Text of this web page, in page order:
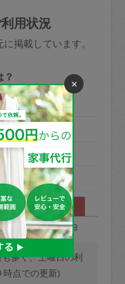
ンセル＝依頼
前9時開始の場
ャンセル料が
＝依頼料金の
＝依頼金額の
金額の100%
ンセル＝依頼
外となるので
さい：初めて
用状況
掲載しています。
？
土 日
多く、土曜日の利
点での更新)
×